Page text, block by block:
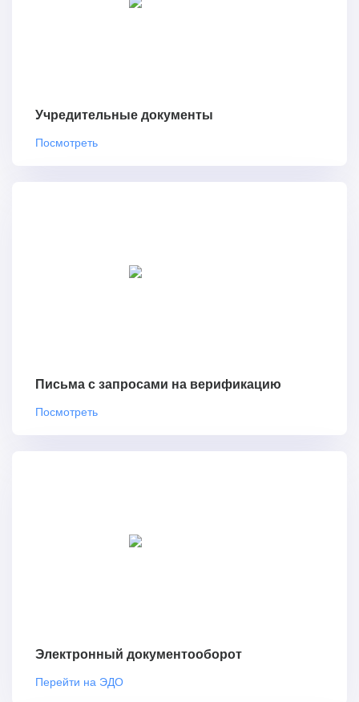
Учредительные документы
Посмотреть
Письма с запросами на верификацию
Посмотреть
Электронный документооборот
Перейти на ЭДО